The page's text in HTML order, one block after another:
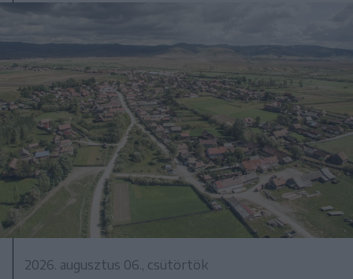
2026. augusztus 06., csütörtök